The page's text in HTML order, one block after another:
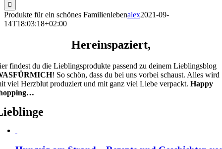
Produkte für ein schönes Familienlebenalex2021-09-
14T18:03:18+02:00
Hereinspaziert,
findest du die Lieblingsprodukte passend zu deinem Lieblingsblog
! So schön, dass du bei uns vorbei schaust. Alles wird
viel Herzblut produziert und mit ganz viel Liebe verpackt. Happy